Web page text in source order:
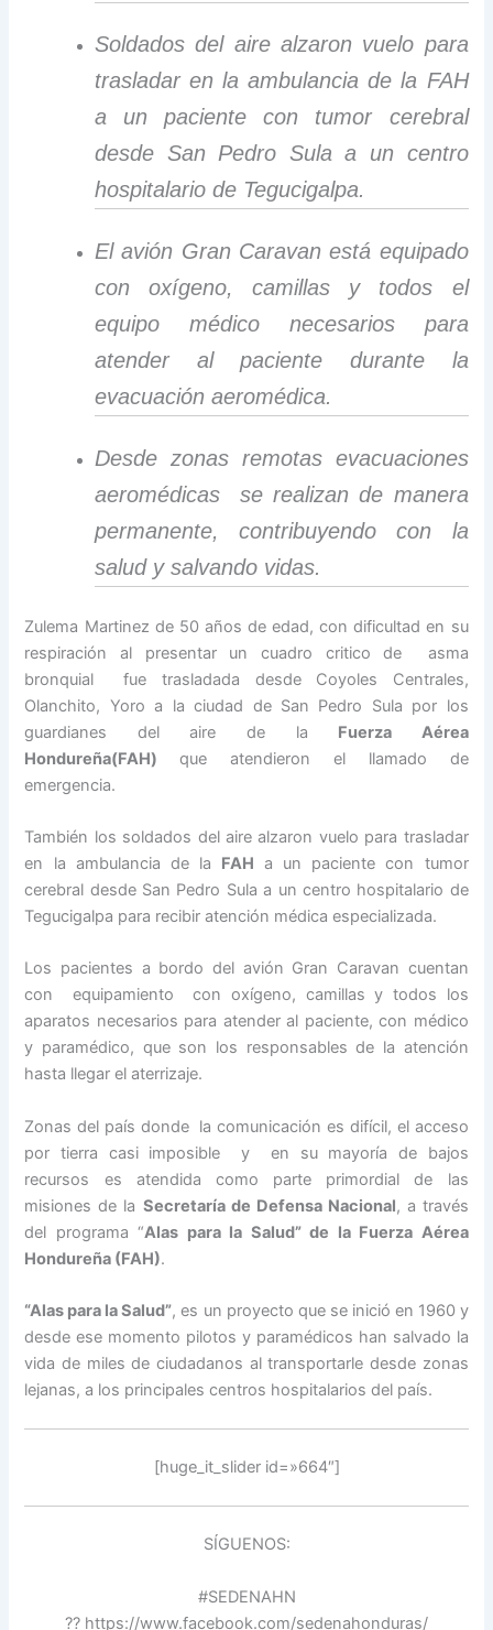
Soldados del aire alzaron vuelo para
trasladar en la ambulancia de la FAH
a un paciente con tumor cerebral
desde San Pedro Sula a un centro
hospitalario de Tegucigalpa.
El avión Gran Caravan está equipado
con oxígeno, camillas y todos el
equipo médico necesarios para
atender al paciente durante la
evacuación aeromédica.
Desde zonas remotas evacuaciones
aeromédicas se realizan de manera
permanente, contribuyendo con la
salud y salvando vidas.
Zulema Martinez de 50 años de edad, con dificultad en su
respiración al presentar un cuadro critico de asma
bronquial fue trasladada desde Coyoles Centrales,
Olanchito, Yoro a la ciudad de San Pedro Sula por los
guardianes del aire de la Fuerza Aérea
Hondureña(FAH)que atendieron el llamado de
emergencia.
También los soldados del aire alzaron vuelo para trasladar
en la ambulancia de la FAH a un paciente con tumor
cerebral desde San Pedro Sula a un centro hospitalario de
Tegucigalpa para recibir atención médica especializada.
Los pacientes a bordo del avión Gran Caravan cuentan
con equipamiento con oxígeno, camillas y todos los
aparatos necesarios para atender al paciente, con médico
y paramédico, que son los responsables de la atención
hasta llegar el aterrizaje.
Zonas del país donde la comunicación es difícil, el acceso
por tierra casi imposible y en su mayoría de bajos
recursos es atendida como parte primordial de las
misiones de la Secretaría de Defensa Nacional, a través
del programa “Alas para la Salud” de la Fuerza Aérea
Hondureña (FAH).
“Alas para la Salud”, es un proyecto que se inició en 1960 y
desde ese momento pilotos y paramédicos han salvado la
vida de miles de ciudadanos al transportarle desde zonas
lejanas, a los principales centros hospitalarios del país.
[huge_it_slider id=»664″]
SÍGUENOS:
#SEDENAHN
?? https://www.facebook.com/sedenahonduras/